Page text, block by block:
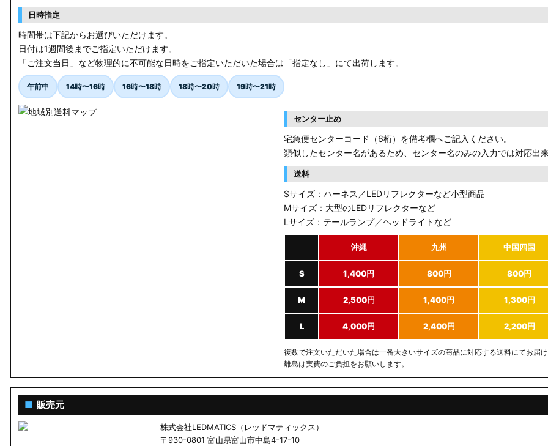
RK5/6 ステップワゴンスパーダ
RC1/2 オデッセイ
GB5〜8 フリード
GR フィット
GP5/6 GK3〜6 フィット
GN0W アウトランダー
GK1W/GK9W エクリプスクロス
CV1W デリカD:5
日時指定
時間帯は下記からお選びいただけます。
日付は1週間後までご指定いただけます。
「ご注文当日」など物理的に不可能な日時をご指定いただいた場合は「指定なし」にて出荷します。
午前中 14時〜16時 16時〜18時 18時〜20時 19時〜21時
センター止め
宅急便センターコード（6桁）を備考欄へご記入ください。
類似したセンター名があるため、センター名のみの入力では対応出
送料
Sサイズ：ハーネス／LEDリフレクターなど小型商品
Mサイズ：大型のLEDリフレクターなど
Lサイズ：テールランプ／ヘッドライトなど
沖縄 九州 中国四国
S 1,400円 800円 800円
M 2,500円 1,400円 1,300円
L 4,000円 2,400円 2,200円
複数で注文いただいた場合は一番大きいサイズの商品に対応する送料にてお届け
離島は実費のご負担をお願いします。
■ 販売元
株式会社LEDMATICS（レッドマティックス）
〒930-0801 富山県富山市中島4-17-10